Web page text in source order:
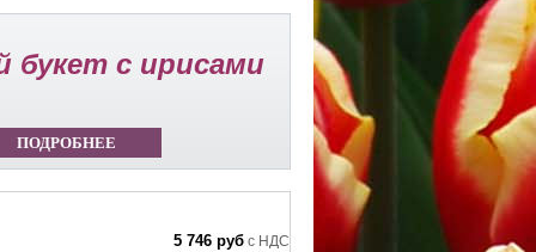
с ирисами
ПОДРОБНЕЕ
5 746 рубс НДС